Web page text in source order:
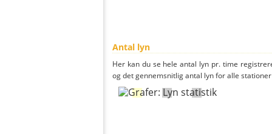
Antal lyn
Her kan du se hele antal lyn pr. time
og det gennemsnitlig antal lyn for alle stationer